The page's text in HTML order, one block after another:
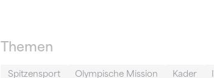
Themen
Spitzensport Olympische Mission Kader